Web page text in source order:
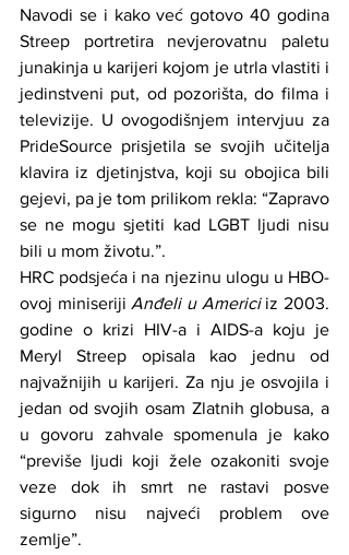
Navodi se i kako već gotovo 40 godina
Streep portretira nevjerovatnu paletu
junakinja u karijeri kojom je utrla vlastiti i
jedinstveni put, od pozorišta, do filma i
televizije. U ovogodišnjem intervjuu za
PrideSource prisjetila se svojih učitelja
klavira iz djetinjstva, koji su obojica bili
gejevi, pa je tom prilikom rekla: “Zapravo
se ne mogu sjetiti kad LGBT ljudi nisu
bili u mom životu.”.
HRC podsjeća i na njezinu ulogu u HBO-
ovoj miniseriji Anđeli u Americi iz 2003.
godine o krizi HIV-a i AIDS-a koju je
Meryl Streep opisala kao jednu od
najvažnijih u karijeri. Za nju je osvojila i
jedan od svojih osam Zlatnih globusa, a
u govoru zahvale spomenula je kako
“previše ljudi koji žele ozakoniti svoje
veze dok ih smrt ne rastavi posve
sigurno nisu najveći problem ove
zemlje”.